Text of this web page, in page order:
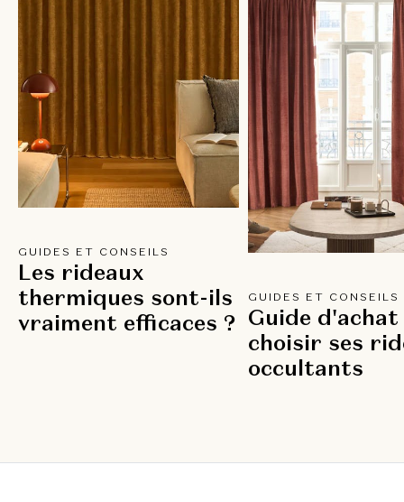
GUIDES ET CONSEILS
Les rideaux
thermiques sont-ils
vraiment efficaces ?
GUIDES ET CONSEILS
Guide d'achat
choisir ses
occultants